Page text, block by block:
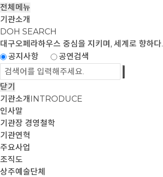
전체메뉴
기관소개
DOH SEARCH
대구오페라하우스 중심을 지키며, 세계로 향하다.
공지사항
공연검색
닫기
기관소개 INTRODUCE
인사말
기관장 경영철학
기관연혁
주요사업
조직도
상주예술단체